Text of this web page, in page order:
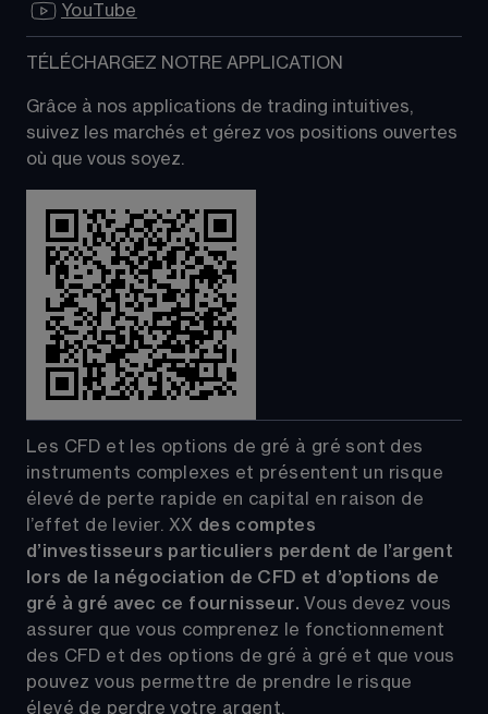
YouTube
TÉLÉCHARGEZ NOTRE APPLICATION
Grâce à nos applications de trading intuitives,
suivez les marchés et gérez vos positions ouvertes
où que vous soyez.
Les CFD et les options de gré à gré sont des
instruments complexes et présentent un risque
élevé de perte rapide en capital en raison de
l’effet de levier. XX des comptes
d’investisseurs particuliers perdent de l’argent
lors de la négociation de CFD et d’options de
gré à gré avec ce fournisseur. Vous devez vous
assurer que vous comprenez le fonctionnement
des CFD et des options de gré à gré et que vous
pouvez vous permettre de prendre le risque
élevé de perdre votre argent.